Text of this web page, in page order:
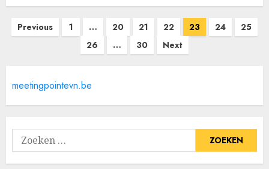
Berichten
Previous 1 … 20 21 22 23 24
25
26
… 30 Next
meetingpointevn.be
Zoeken
naar: